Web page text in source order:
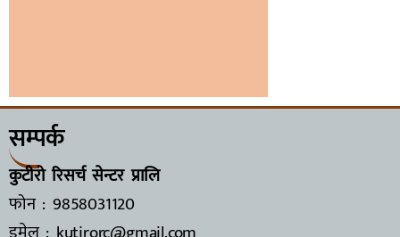
सम्पर्क
कुटीरो रिसर्च सेन्टर प्रालि
फोन : 9858031120